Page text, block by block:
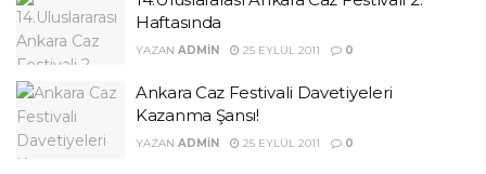
Haftasında
YAZAN ADMIN 25 EYLÜL 2011 0
Ankara Caz Festivali Davetiyeleri
Kazanma Şansı!
YAZAN ADMIN 25 EYLÜL 2011 0